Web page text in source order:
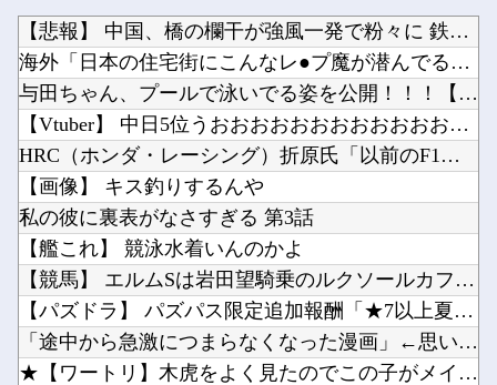
【シンデレラガールズ】 百鬼夜行をテーマとしたPOP UP SHOPが東京・大阪にて開催
【ガンプラ再販】 RG「ストライクフリーダムガンダム ディアクティブモード」ほか【11時予...
モラハラ父を見て育ったせいで結婚に希望が持てない私。それなのに長男から結婚を急かされてしま...
Powered by livedoor 相互RSS
【ラブライブ！】降幡愛さんがドッキリGPに出演！！！！他
【募】カナン様はあくまでチョロいでエッチしたいキャラ【画像】他
岸田文雄「日米の為替介入は一時しのぎに過ぎない。私なら円を強くすることが出来る」他
海外「日本は戦勝国なんだよ」 戦後の日本人の特別な生き様に各国から称賛の声他
【にじさんじ】ソフィ「８８８✨ ぞろ目ってなんか嬉しくなるよね！！」他
お前らが思う「バカゲー」って何？他
シャープ、シンプルで使いやすいオーブンレンジ「RE-WF187」他
キズナアイが加藤純一と絡み出したけどどうなんだ？他
Powered by livedoor 相互RSS
【悲報】 中国、橋の欄干が強風一発で粉々に 鉄筋ゼロ 当局「...
海外「日本の住宅街にこんなレ●プ魔が潜んでるとかマジかよ…さ...
与田ちゃん、プールで泳いでる姿を公開！！！【元乃木坂46】
【Vtuber】 中日5位うおおおおおおおおおおおおおおおお
HRC（ホンダ・レーシング）折原氏「以前のF1プロジェクトを...
【画像】 キス釣りするんや
私の彼に裏表がなさすぎる 第3話
【艦これ】 競泳水着いんのかよ
【競馬】 エルムSは岩田望騎乗のルクソールカフェがV
【パズドラ】 パズパス限定追加報酬「★7以上夏休みガチャ×3...
「途中から急激につまらなくなった漫画」←思い浮かべた作品
★【ワートリ】木虎をよく見たのでこの子がメインヒロインだと思...